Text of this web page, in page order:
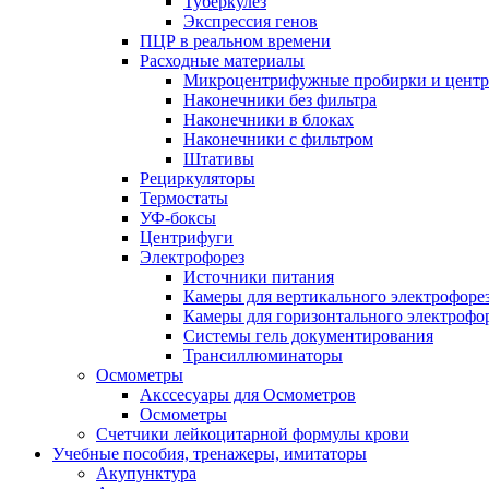
Экспрессия генов
ПЦР в реальном времени
Расходные материалы
Микроцентрифужные пробирки и
Наконечники без фильтра
Наконечники в блоках
Наконечники с фильтром
Штативы
Рециркуляторы
Термостаты
УФ-боксы
Центрифуги
Электрофорез
Источники питания
Камеры для вертикального
Камеры для горизонтального
Системы гель документирования
Трансиллюминаторы
Осмометры
Акссесуары для Осмометров
Осмометры
Счетчики лейкоцитарной формулы крови
Учебные пособия, тренажеры, имитаторы
Акупунктура